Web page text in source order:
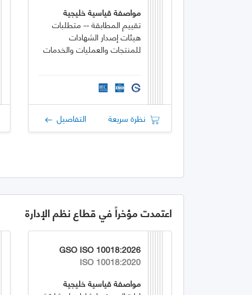
مواصفة قياسية خليجية
تقييم المطابقة -- متطلبات
هيئات إصدار الشهادات
للمنتجات والعمليات والخدمات
نظرة سريعة التفاصيل
اعتمدت مؤخراً في قطاع نظم الإدارة
GSO ISO 10018:2026
ISO 10018:2020
مواصفة قياسية خليجية